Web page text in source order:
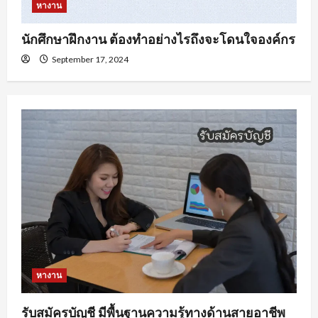
หางาน
นักศึกษาฝึกงาน ต้องทำอย่างไรถึงจะโดนใจองค์กร
September 17, 2024
หางาน
รับสมัครบัญชี มีพื้นฐานความรู้ทางด้านสายอาชีพ